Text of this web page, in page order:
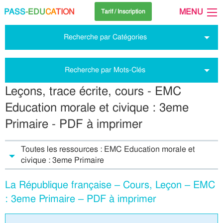
PASS-EDUCATION Tarif / Inscription MENU
Recherche par Catégories
Recherche par Mots-Clés
Leçons, trace écrite, cours - EMC
Education morale et civique : 3eme
Primaire - PDF à imprimer
Toutes les ressources : EMC Education morale et
civique : 3eme Primaire
La République française – Cours, Leçon – EMC
: 3eme Primaire – PDF à imprimer